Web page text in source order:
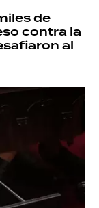
de
contra la
al